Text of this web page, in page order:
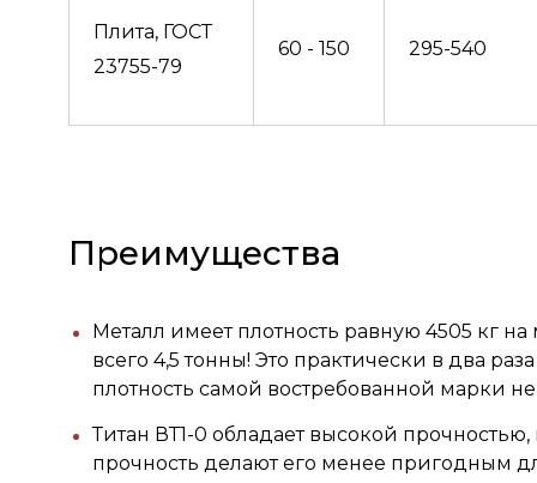
Плита, ГОСТ
23755-79
60 - 150 295-540
Преимущества
Металл имеет плотность равную 4505 кг на
всего 4,5 тонны! Это практически в два
плотность самой востребованной марки
Титан ВТ1-0 обладает высокой
прочность делают его менее пригодным